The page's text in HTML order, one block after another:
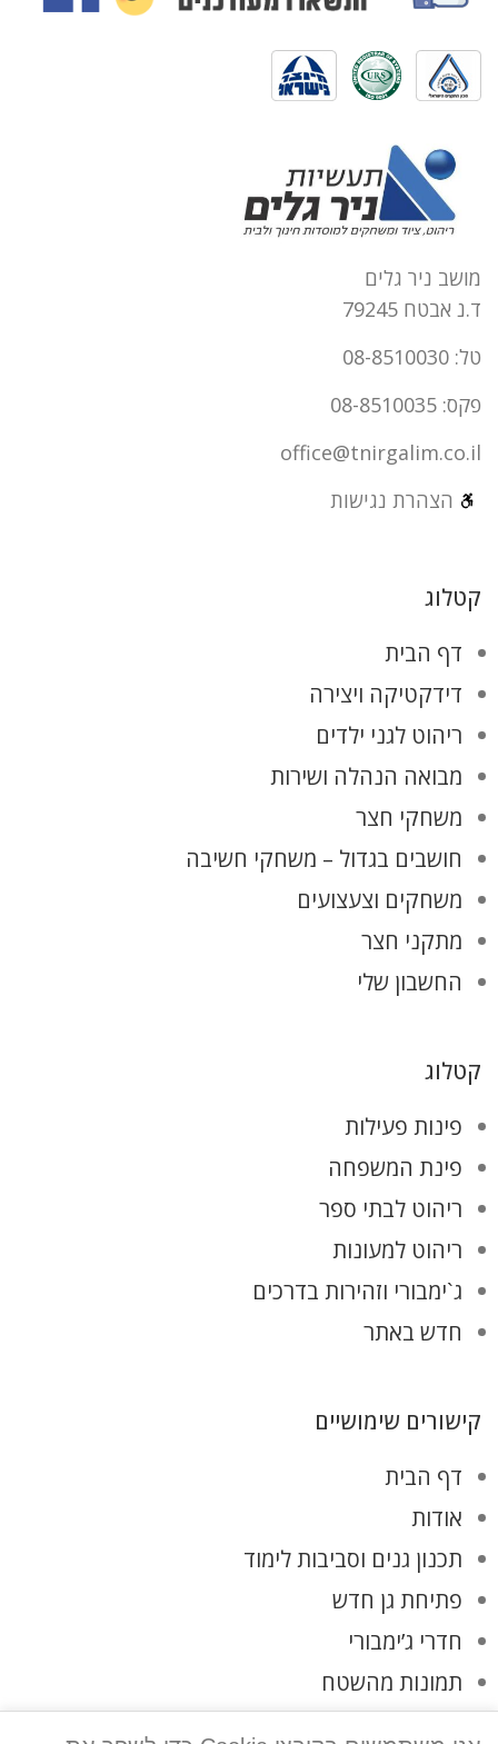
מושב ניר גלים
ד.נ אבטח 79245
טל: 08-8510030
פקס: 08-8510035
office@tnirgalim.co.il
הצהרת נגישות
קטלוג
דף הבית
דידקטיקה ויצירה
ריהוט לגני ילדים
מבואה הנהלה ושירות
משחקי חצר
חושבים בגדול – משחקי חשיבה
משחקים וצעצועים
מתקני חצר
החשבון שלי
קטלוג
פינות פעילות
פינת המשפחה
ריהוט לבתי ספר
ריהוט למעונות
ג`ימבורי וזהירות בדרכים
חדש באתר
קישורים שימושיים
דף הבית
אודות
תכנון גנים וסביבות לימוד
פתיחת גן חדש
חדרי ג’ימבורי
תמונות מהשטח